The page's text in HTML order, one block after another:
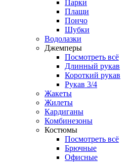
Парки
Плащи
Пончо
Шубки
Водолазки
Джемперы
Посмотреть всё
Длинный рукав
Короткий рукав
Рукав 3/4
Жакеты
Жилеты
Кардиганы
Комбинезоны
Костюмы
Посмотреть всё
Брючные
Офисные